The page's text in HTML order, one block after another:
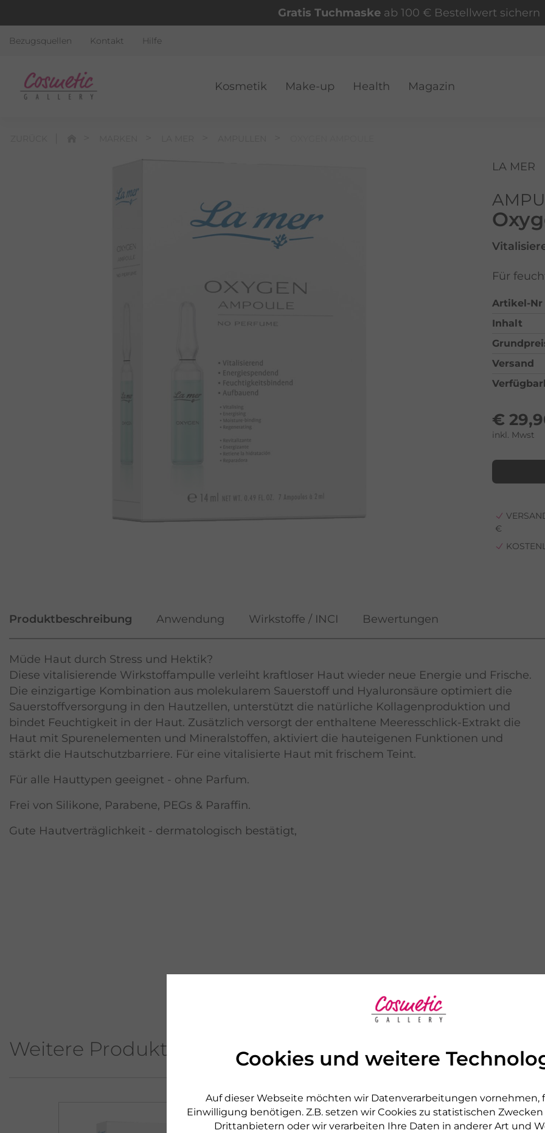
Cookies und weitere
Auf dieser Webseite möchten wir Datenverarbeitungen vornehmen,
Einwilligung benötigen. Z.B. setzen wir Cookies zu statistischen
Drittanbietern oder wir verarbeiten Ihre Daten in anderer Art und
Gratis Tuchmaskeab 100 € Bestellwert sichern
Bezugsquellen Kontakt Hilfe
Kosmetik Make-up Health Magazin
LA MER
Für
Artikel-Nr
Inhalt
Versand
€
inkl. Mwst
€
Produktbeschreibung Anwendung Wirkstoffe / INCI Bewertungen
Müde Haut durch Stress und Hektik?
Diese vitalisierende Wirkstoffampulle verleiht kraftloser Haut wieder neue Energie und Frische.
Die einzigartige Kombination aus molekularem Sauerstoff und Hyaluronsäure optimiert die
Sauerstoffversorgung in den Hautzellen, unterstützt die natürliche Kollagenproduktion und
bindet Feuchtigkeit in der Haut. Zusätzlich versorgt der enthaltene Meeresschlick-Extrakt die
Haut mit Spurenelementen und Mineralstoffen, aktiviert die hauteigenen Funktionen und
stärkt die Hautschutzbarriere. Für eine vitalisierte Haut mit frischem Teint.
Für alle Hauttypen geeignet - ohne Parfum.
Frei von Silikone, Parabene, PEGs & Paraffin.
Gute Hautverträglichkeit - dermatologisch bestätigt,
Weitere Produkte aus dieser Serie